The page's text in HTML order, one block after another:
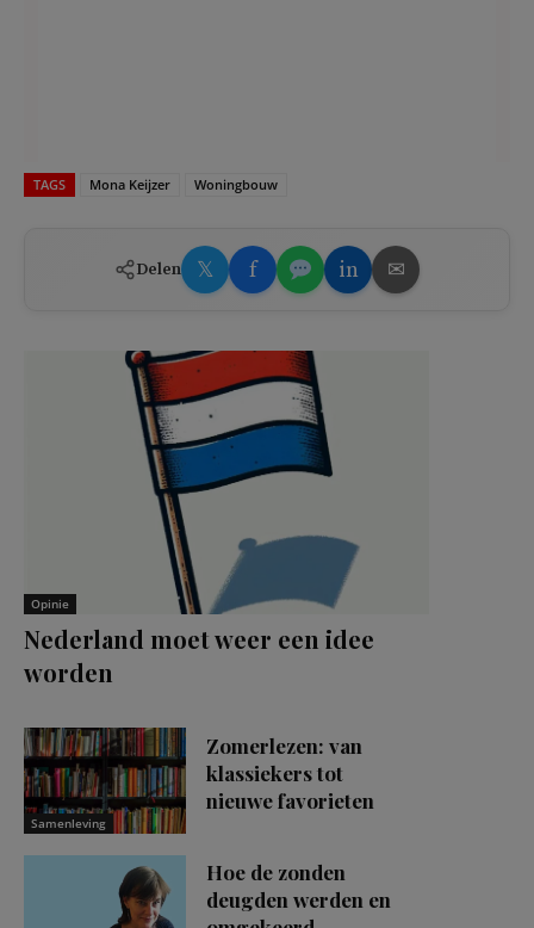
TAGS Mona Keijzer Woningbouw
Delen 𝕏 f in ✉
Opinie
Nederland moet weer een idee
worden
Samenleving
Zomerlezen: van
klassiekers tot
nieuwe favorieten
Hoe de zonden
deugden werden en